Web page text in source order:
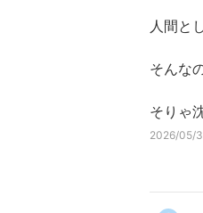
人間と
そんな
そりゃ
2026/05/